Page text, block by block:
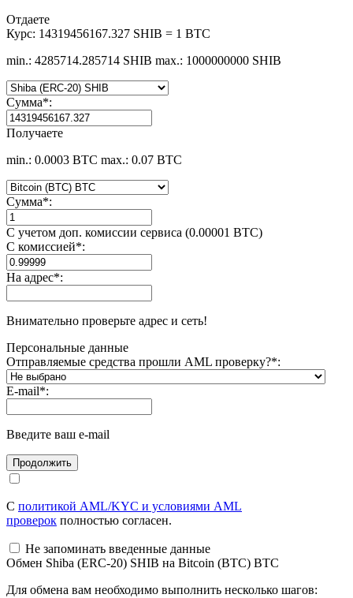
Отдаете
Курс: 14319456167.327 SHIB = 1 BTC
min.: 4285714.285714 SHIB max.: 1000000000 SHIB
Сумма*:
Получаете
min.: 0.0003 BTC max.: 0.07 BTC
Сумма*:
С учетом доп. комиссии сервиса (0.00001 BTC)
С комиссией*:
На адрес*:
Внимательно проверьте адрес и сеть!
Персональные данные
Отправляемые средства прошли AML проверку?*:
E-mail*:
Введите ваш e-mail
С политикой AML/KYC и условиями AML
проверок полностью согласен.
Не запоминать введенные данные
Обмен Shiba (ERC-20) SHIB на Bitcoin (BTC) BTC
Для обмена вам необходимо выполнить несколько шагов: